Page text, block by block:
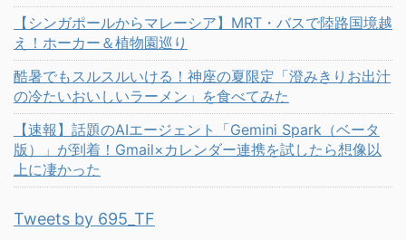
【シンガポールからマレーシア】MRT・バスで陸路国境越
え！ホーカー＆植物園巡り
酷暑でもスルスルいける！神座の夏限定「澄みきりお出汁
の冷たいおいしいラーメン」を食べてみた
【速報】話題のAIエージェント「Gemini Spark（ベータ
版）」が到着！Gmail×カレンダー連携を試したら想像以
上に凄かった
Tweets by 695_TF